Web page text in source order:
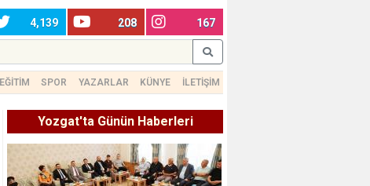
4,139 208 167
EĞİTİM SPOR YAZARLAR KÜNYE İLETİŞİM
Yozgat'ta Günün Haberleri